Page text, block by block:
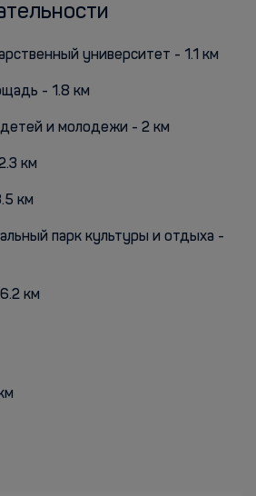
университет - 1.1 км
- 1.8 км
и молодежи - 2 км
км
км
парк культуры и отдыха -
км